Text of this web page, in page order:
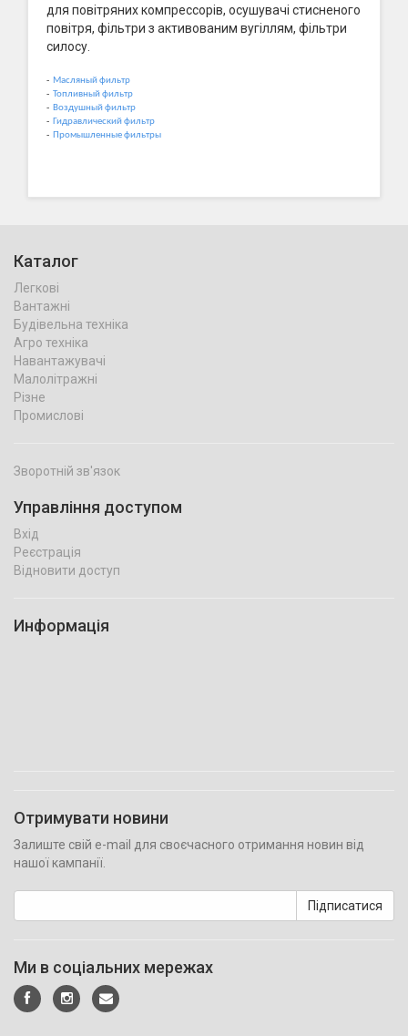
для повітряних компрессорів, осушувачі стисненого
повітря, фільтри з активованим вугіллям, фільтри
силосу.
- Масляный фильтр
- Топливный фильтр
- Воздушный фильтр
- Гидравлический фильтр
- Промышленные фильтры
Каталог
Легкові
Вантажні
Будівельна техніка
Агро техніка
Навантажувачі
Малолітражні
Різне
Промислові
Зворотній зв'язок
Управління доступом
Вхід
Реєстрація
Відновити доступ
Информація
Отримувати новини
Залиште свій e-mail для своєчасного отримання новин від
нашої кампанії.
Підписатися
Ми в соціальних мережах